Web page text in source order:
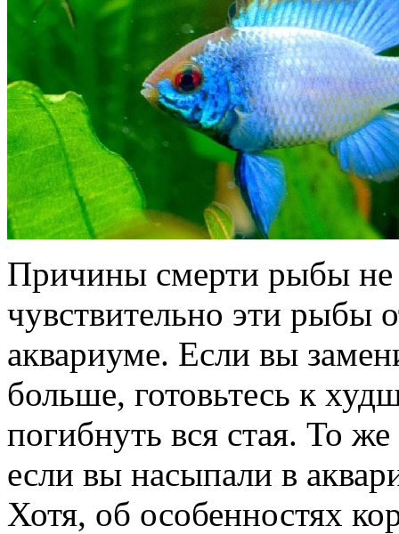
Причины смерти рыбы не
чувствительно эти рыбы
аквариуме. Если вы
больше, готовьтесь к
погибнуть вся стая. То
если вы насыпали в
Хотя, об особенностях